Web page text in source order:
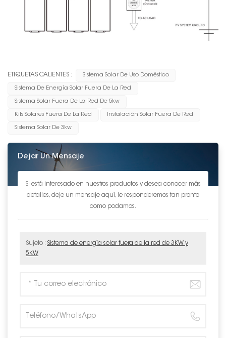
ETIQUETAS CALIENTES : Sistema Solar De Uso Doméstico
Sistema De Energía Solar Fuera De La Red
Sistema Solar Fuera De La Red De 5kw
Kits Solares Fuera De La Red Instalación Solar Fuera De Red
Sistema Solar De 3kw
Dejar Un Mensaje
Si está interesado en nuestros productos y desea conocer más
detalles, deje un mensaje aquí, le responderemos tan pronto
como podamos.
Sujeto : Sistema de energía solar fuera de la red de 3KW y
5KW